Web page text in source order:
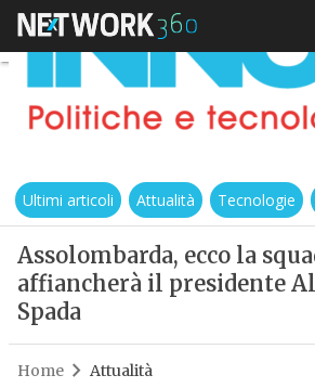
Ultimi articoli Attualità Tecnologie
Assolombarda, ecco la
affiancherà il presidente
Spada
Home Attualità